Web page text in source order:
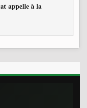
appelle à la